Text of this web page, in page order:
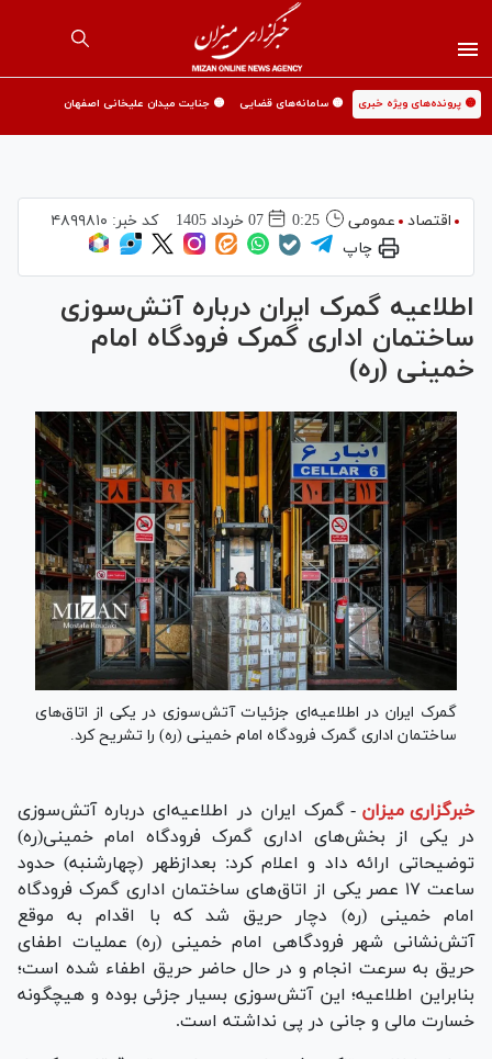
🟡 پرونده‌های ویژه خبری 🟡 سامانه‌های قضایی 🟡 جنایت میدان علیخانی اصفهان
اقتصاد عمومی 0:25 07 خرداد 1405 کد خبر: ۴۸۹۹۸۱۰
چاپ
اطلاعیه گمرک ایران درباره آتش‌سوزی
ساختمان اداری گمرک فرودگاه امام
خمینی (ره)
گمرک ایران در اطلاعیه‌ای جزئیات آتش‌سوزی در یکی از اتاق‌های
ساختمان اداری گمرک فرودگاه امام خمینی (ره) را تشریح کرد.
خبرگزاری میزان - گمرک ایران در اطلاعیه‌ای درباره آتش‌سوزی
در یکی از بخش‌های اداری گمرک فرودگاه امام خمینی(ره)
توضیحاتی ارائه داد و اعلام کرد: بعدازظهر (چهارشنبه) حدود
ساعت ۱۷ عصر یکی از اتاق‌های ساختمان اداری گمرک فرودگاه
امام خمینی (ره) دچار حریق شد که با اقدام به موقع
آتش‌نشانی شهر فرودگاهی امام خمینی (ره) عملیات اطفای
حریق به سرعت انجام و در حال حاضر حریق اطفاء شده است؛
بنابراین اطلاعیه؛ این آتش‌سوزی بسیار جزئی بوده و هیچگونه
خسارت مالی و جانی در پی نداشته است.